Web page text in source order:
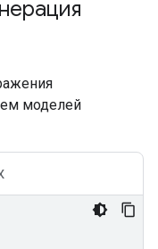
моделей